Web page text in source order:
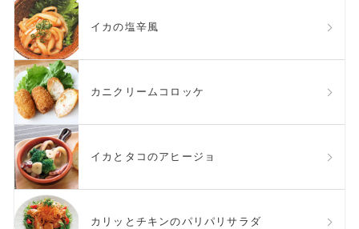
イカの塩辛風
カニクリームコロッケ
イカとタコのアヒージョ
カリッとチキンのパリパリサラダ